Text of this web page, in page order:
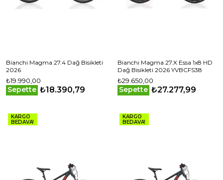
Bianchi Magma 27.4 Dağ Bisikleti
2026
₺19.990,00
Sepette ₺18.390,79
Bianchi Magma 27.X Essa 1x8 HD
Dağ Bisikleti 2026 YVBCFS38
₺29.650,00
Sepette ₺27.277,99
KARGO
BEDAVA!
KARGO
BEDAVA!